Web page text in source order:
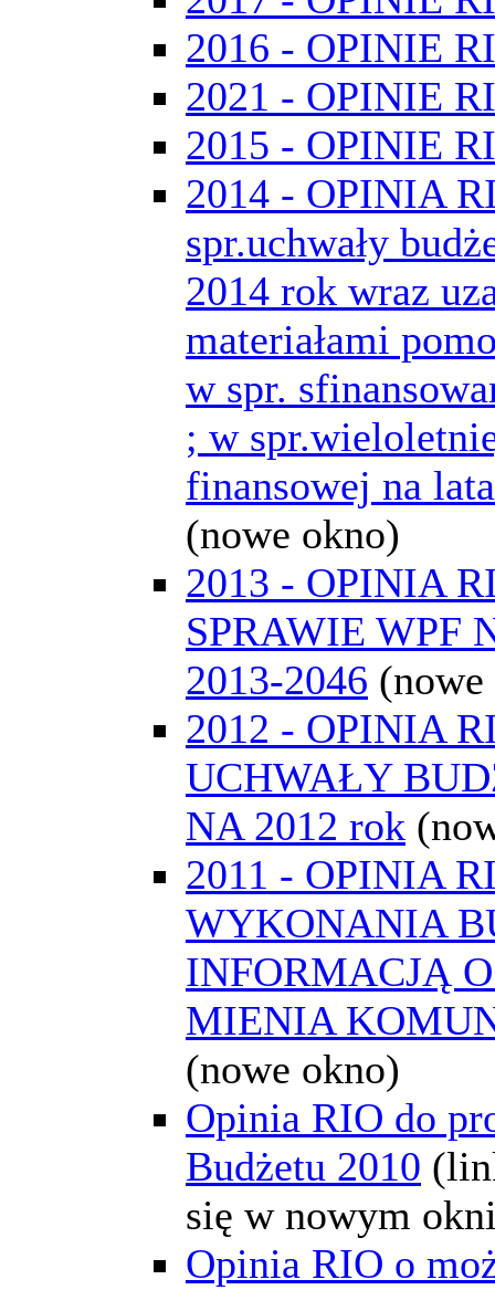
2016 - OPINIE
2021 - OPINIE
2015 - OPINIE
2014 - OPINIA
spr.uchwały
2014 rok wraz
materiałami
w spr.
; w
finansowej na
(nowe okno)
2013 - OPINIA
SPRAWIE WPF
2013-2046
2012 - OPINIA
UCHWAŁY
NA 2012 rok
2011 - OPINIA
WYKONANIA
INFORMACJĄ
MIENIA
(nowe okno)
Opinia RIO do
Budżetu 2010
się w nowym
Opinia RIO o